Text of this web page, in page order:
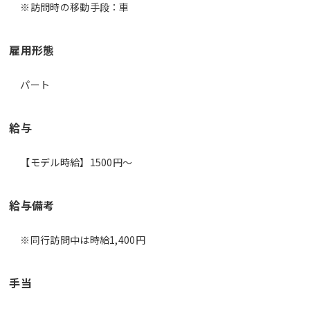
※訪問時の移動手段：車
雇用形態
パート
給与
【モデル時給】1500円〜
給与備考
※同行訪問中は時給1,400円
手当